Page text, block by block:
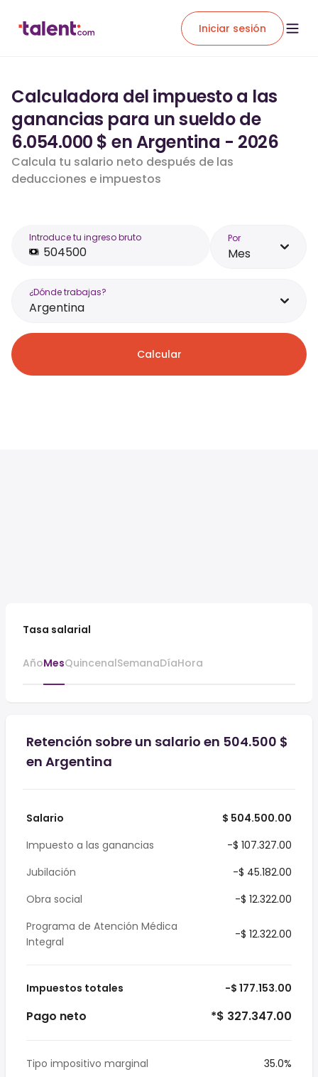
Iniciar sesión
Calculadora del impuesto a las
ganancias para un sueldo de
6.054.000 $ en Argentina - 2026
Calcula tu salario neto después de las
deducciones e impuestos
Introduce tu ingreso bruto Por
Mes
¿Dónde trabajas?
Argentina
Calcular
Tasa salarial
AñoMesQuincenalSemanaDíaHora
Retención sobre un salario en 504.500 $
en Argentina
Salario
$ 504.500.00
Impuesto a las ganancias
-$ 107.327.00
Jubilación
-$ 45.182.00
Obra social
-$ 12.322.00
Programa de Atención Médica
Integral
-$ 12.322.00
Impuestos totales -$ 177.153.00
Pago neto *$ 327.347.00
Tipo impositivo marginal
35.0%